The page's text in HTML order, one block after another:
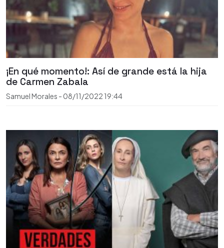
¡En qué momento!: Así de grande está la hija
de Carmen Zabala
Samuel Morales - 08/11/2022 19:44